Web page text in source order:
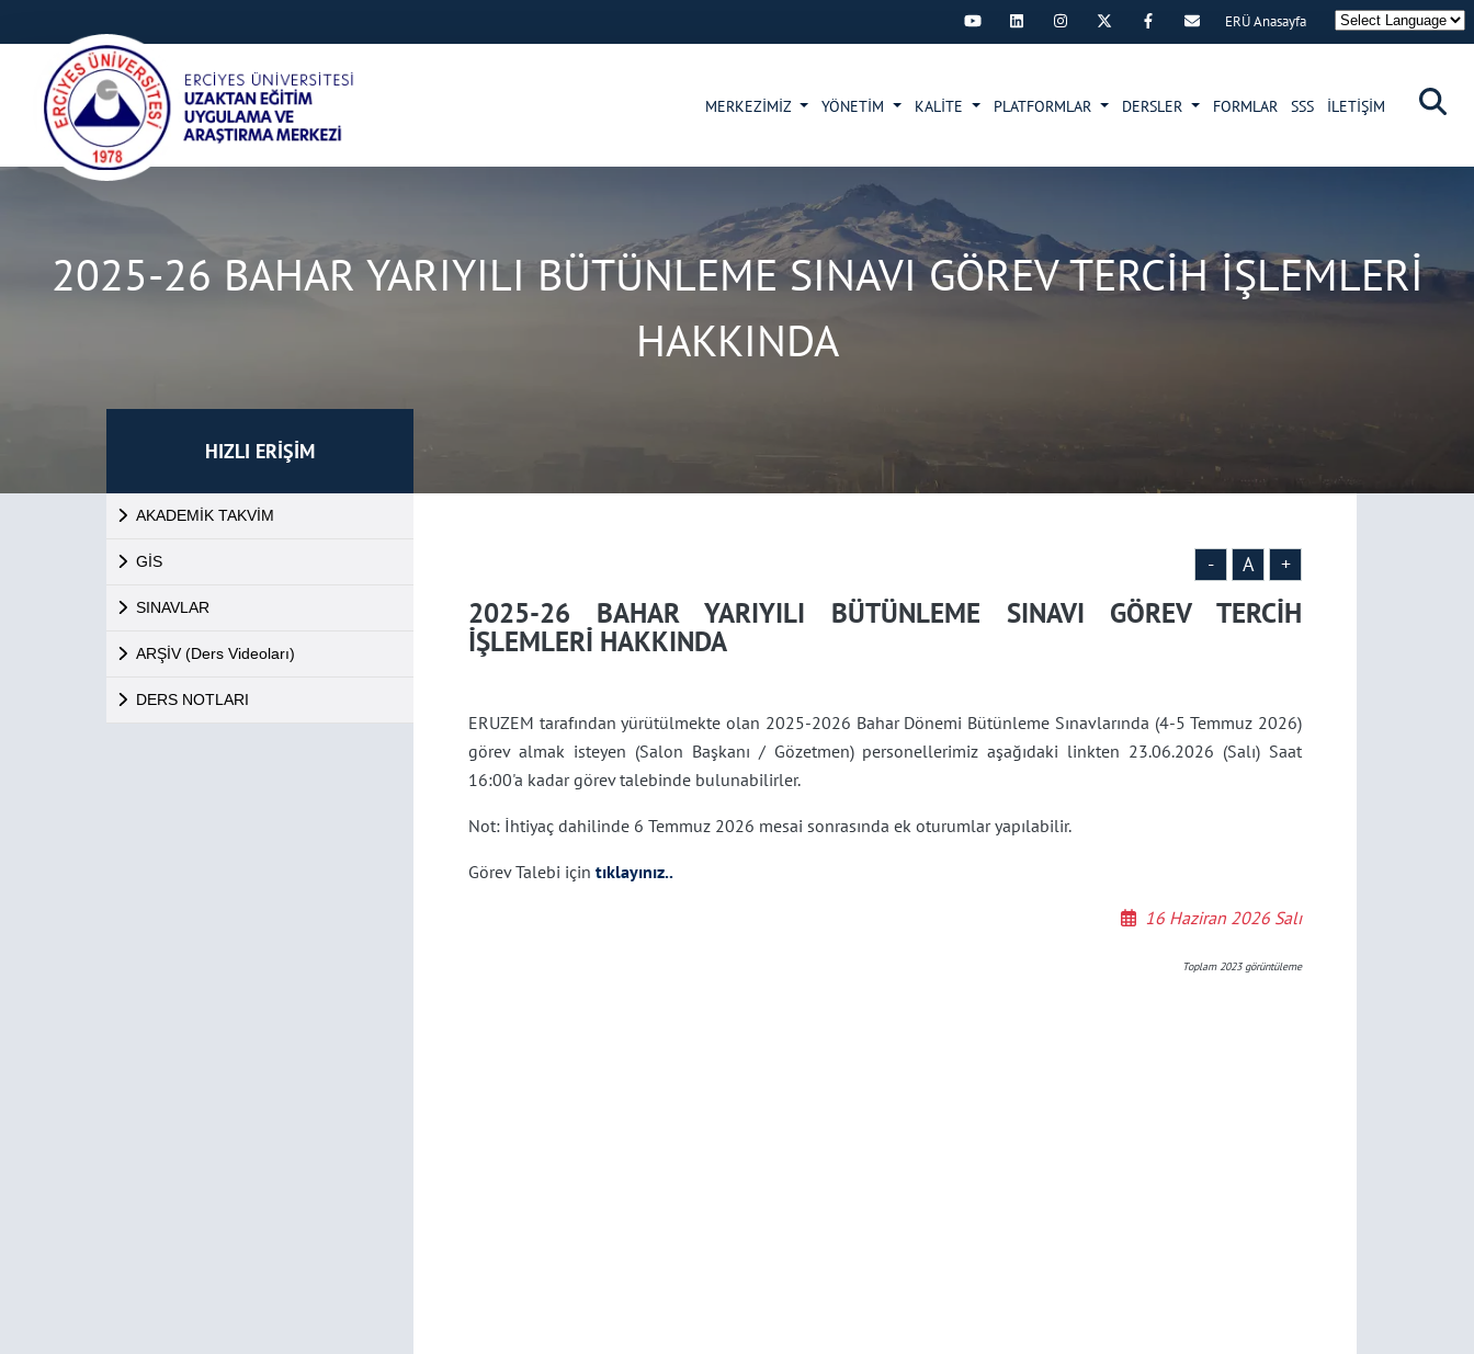
×
ERÜ Anasayfa
MERKEZİMİZ YÖNETİM KALİTE PLATFORMLAR DERSLER FORMLAR SSS İLETİŞİM
2025-26 BAHAR YARIYILI BÜTÜNLEME SINAVI GÖREV TERCİH İŞLEMLERİ
HAKKINDA
HIZLI ERİŞİM
AKADEMİK TAKVİM
GİS
SINAVLAR
ARŞİV (Ders Videoları)
DERS NOTLARI
- A +
2025-26 BAHAR YARIYILI BÜTÜNLEME SINAVI GÖREV TERCİH
İŞLEMLERİ HAKKINDA
ERUZEM tarafından yürütülmekte olan 2025-2026 Bahar Dönemi Bütünleme Sınavlarında (4-5 Temmuz 2026)
görev almak isteyen (Salon Başkanı / Gözetmen) personellerimiz aşağıdaki linkten 23.06.2026 (Salı) Saat
16:00'a kadar görev talebinde bulunabilirler.
Not: İhtiyaç dahilinde 6 Temmuz 2026 mesai sonrasında ek oturumlar yapılabilir.
Görev Talebi için tıklayınız..
16 Haziran 2026 Salı
Toplam2023görüntüleme